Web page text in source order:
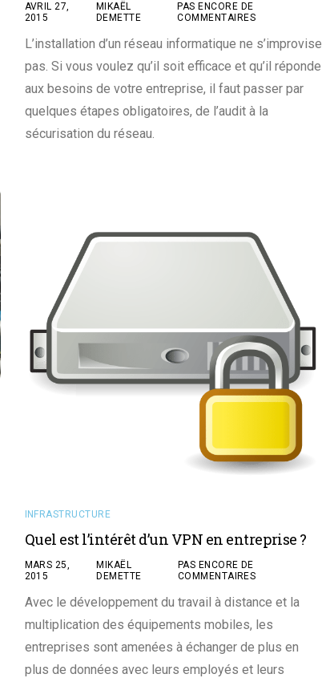
AVRIL 27,
2015
MIKAËL
DEMETTE
PAS ENCORE DE
COMMENTAIRES
L’installation d’un réseau informatique ne s’improvise
pas. Si vous voulez qu’il soit efficace et qu’il réponde
aux besoins de votre entreprise, il faut passer par
quelques étapes obligatoires, de l’audit à la
sécurisation du réseau.
INFRASTRUCTURE
Quel est l’intérêt d’un VPN en entreprise ?
MARS 25,
2015
MIKAËL
DEMETTE
PAS ENCORE DE
COMMENTAIRES
Avec le développement du travail à distance et la
multiplication des équipements mobiles, les
entreprises sont amenées à échanger de plus en
plus de données avec leurs employés et leurs